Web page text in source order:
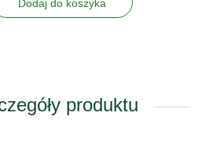
Dodaj do koszyka
produktu